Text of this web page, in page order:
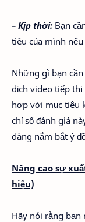
– Kịp thời: Bạn
tiêu của mình
Những gì bạn
dịch video tiếp thị
hợp với mục tiêu
chỉ số đánh giá
dàng nắm bắt ý
Nâng cao sự
hiệu)
Hãy nói rằng bạn